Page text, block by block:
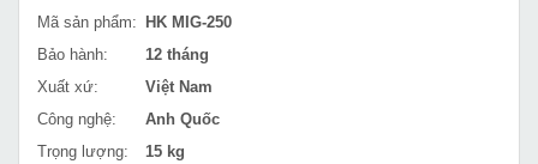
Mã sản phẩm:
HK MIG-250
Bảo hành:
12 tháng
Xuất xứ:
Việt Nam
Công nghệ:
Anh Quốc
Trọng lượng:
15 kg